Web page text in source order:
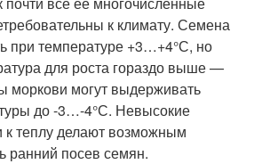
к климату. Семена
при температуре +3…+4°С, но
для роста гораздо выше —
моркови могут выдерживать
до -3…-4°С. Невысокие
к теплу делают возможным
ранний посев семян.